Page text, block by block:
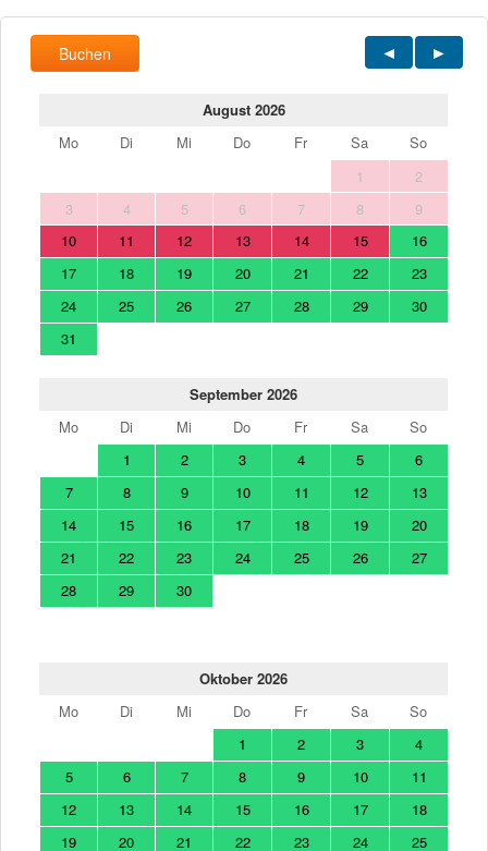
Buchen
August 2026
Mo
Di Mi Do Fr Sa
So
1
2
3
4 5 6 7 8
9
10
11 12 13 14 15
16
17
18 19 20 21 22
23
24
25 26 27 28 29
30
31
September 2026
Mo
Di Mi Do Fr Sa
So
1
2 3 4 5
6
7
8 9 10 11 12
13
14
15 16 17 18 19
20
21
22 23 24 25 26
27
28
29 30
Oktober 2026
Mo
Di Mi Do Fr Sa
So
1
2 3
4
5
6 7 8 9 10
11
12
13 14 15 16 17
18
19
20 21 22 23 24
25